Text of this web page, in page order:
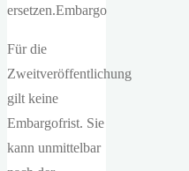
ersetzen.Embargo
Für die
Zweitveröffentlichung
gilt keine
Embargofrist. Sie
kann unmittelbar